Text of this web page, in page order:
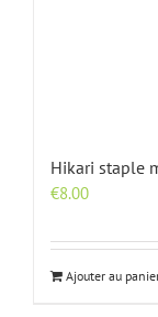
Hikari staple
€8.00
Ajouter au